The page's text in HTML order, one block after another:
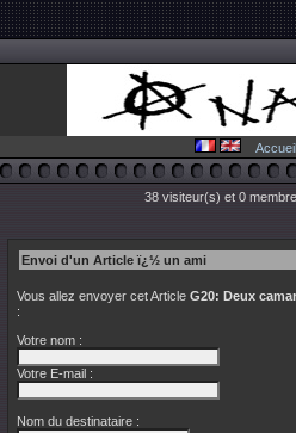
Accueil
38 visiteur(s) et 0
Envoi d'un Article ï¿½ un ami
Vous allez envoyer cet Article G20: Deux
:
Votre nom :
Votre E-mail :
Nom du destinataire :